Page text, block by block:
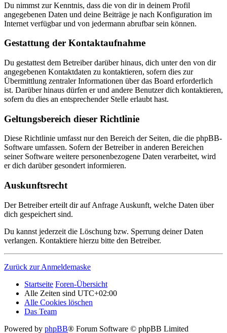
Du nimmst zur Kenntnis, dass die von dir in deinem Profil
angegebenen Daten und deine Beiträge je nach Konfiguration im
Internet verfügbar und von jedermann abrufbar sein können.
Gestattung der Kontaktaufnahme
Du gestattest dem Betreiber darüber hinaus, dich unter den von dir
angegebenen Kontaktdaten zu kontaktieren, sofern dies zur
Übermittlung zentraler Informationen über das Board erforderlich
ist. Darüber hinaus dürfen er und andere Benutzer dich kontaktieren,
sofern du dies an entsprechender Stelle erlaubt hast.
Geltungsbereich dieser Richtlinie
Diese Richtlinie umfasst nur den Bereich der Seiten, die die phpBB-
Software umfassen. Sofern der Betreiber in anderen Bereichen
seiner Software weitere personenbezogene Daten verarbeitet, wird
er dich darüber gesondert informieren.
Auskunftsrecht
Der Betreiber erteilt dir auf Anfrage Auskunft, welche Daten über
dich gespeichert sind.
Du kannst jederzeit die Löschung bzw. Sperrung deiner Daten
verlangen. Kontaktiere hierzu bitte den Betreiber.
Zurück zur Anmeldemaske
Startseite Foren-Übersicht
Alle Zeiten sind UTC+02:00
Alle Cookies löschen
Das Team
Powered by phpBB® Forum Software © phpBB Limited